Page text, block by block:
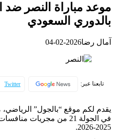
بالدوري السعودي
آمال رضا2026-02-04
تابعنا عبر: Twitter
يقدم لكم موقع “بالجول” الرياضي،
في الجولة 21 من مجريات
2025-2026.